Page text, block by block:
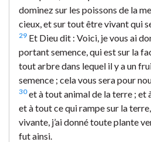
dominez sur les poissons de la
cieux, et sur tout être vivant qui
29 Et Dieu dit : Voici, je vous ai
portant semence, qui est sur la
tout arbre dans lequel il y a un
semence ; cela vous sera pour
30et à tout animal de la terre ; et
et à tout ce qui rampe sur la
vivante, j’ai donné toute plante
fut ainsi.